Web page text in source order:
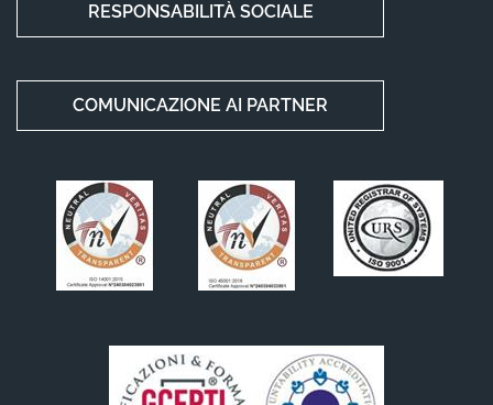
RESPONSABILITÀ SOCIALE
COMUNICAZIONE AI PARTNER